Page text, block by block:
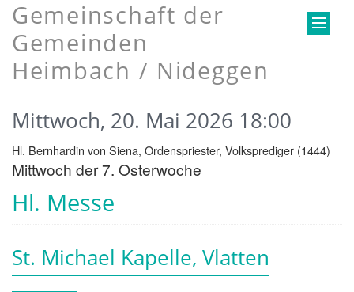
Gemeinschaft der
Gemeinden
Heimbach / Nideggen
Hl. Messe
Mittwoch, 20. Mai 2026 18:00
Hl. Bernhardin von Siena, Ordenspriester, Volksprediger (1444)
Mittwoch der 7. Osterwoche
St. Michael Kapelle, Vlatten